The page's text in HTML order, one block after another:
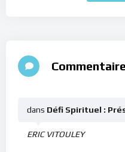
ERIC VITOULEY
dans Défi Spirituel :